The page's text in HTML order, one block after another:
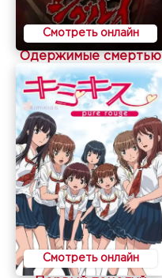
Смотреть онлайн
Одержимые смертью
Смотреть онлайн